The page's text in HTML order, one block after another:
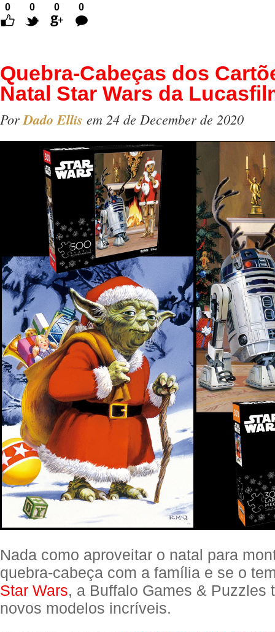
0 0 0
0
Comentários
Quebra-Cabeças dos
Natal Star Wars da
PorDado Ellis em 24 de December de 2020
Nada como aproveitar o natal para
quebra-cabeça com a família e se o
Star Wars, a Buffalo Games & Puzzles
novos modelos incríveis.